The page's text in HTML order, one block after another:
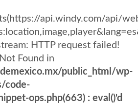
api.windy.com/api/
HTTP request failed!
Found in
public_html/wp-
code-
ops.php(663) : eval()'d